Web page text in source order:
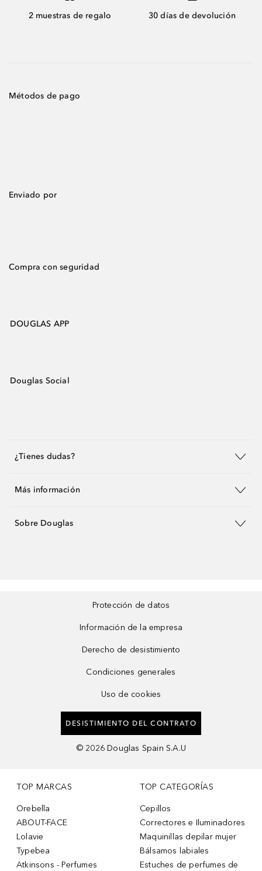
2 muestras de regalo 30 días de devolución
Métodos de pago
Enviado por
Compra con seguridad
DOUGLAS APP
Douglas Social
¿Tienes dudas?
Más información
Sobre Douglas
Protección de datos
Información de la empresa
Derecho de desistimiento
Condiciones generales
Uso de cookies
DESISTIMIENTO DEL CONTRATO
© 2026 Douglas Spain S.A.U
TOP MARCAS
Orebella
ABOUT-FACE
Lolavie
Typebea
Atkinsons - Perfumes
TOP CATEGORÍAS
Cepillos
Correctores e Iluminadores
Maquinillas depilar mujer
Bálsamos labiales
Estuches de perfumes de